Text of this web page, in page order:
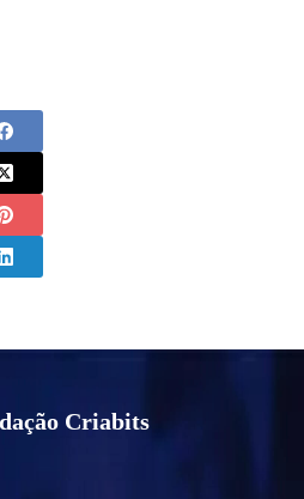
Criabits